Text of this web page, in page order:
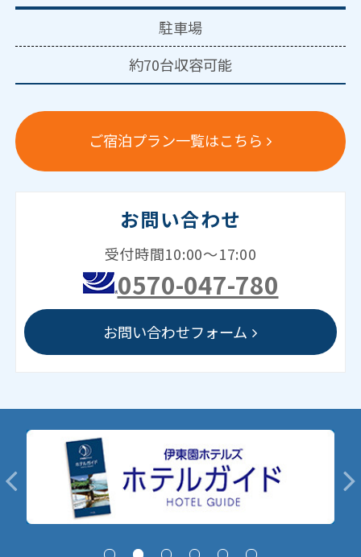
駐車場
約70台収容可能
ご宿泊プラン一覧はこちら
お問い合わせ
受付時間10:00～17:00
0570-047-780
お問い合わせフォーム